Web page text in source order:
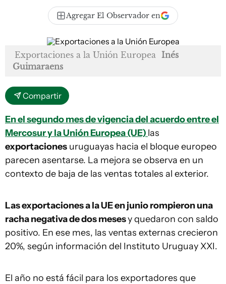
Agregar El Observador en
Exportaciones a la Unión Europea Inés
Guimaraens
Compartir
En el segundo mes de vigencia del acuerdo entre el
Mercosur y la Unión Europea (UE) las
exportaciones uruguayas hacia el bloque europeo
parecen asentarse. La mejora se observa en un
contexto de baja de las ventas totales al exterior.
Las exportaciones a la UE en junio rompieron una
racha negativa de dos mesesy quedaron con saldo
positivo. En ese mes, las ventas externas crecieron
20%, según información del Instituto Uruguay XXI.
El año no está fácil para los exportadores que